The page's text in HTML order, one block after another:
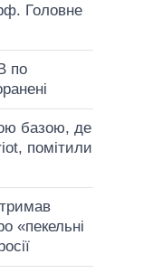
Головне
по
базою, де
помітили
«пекельні